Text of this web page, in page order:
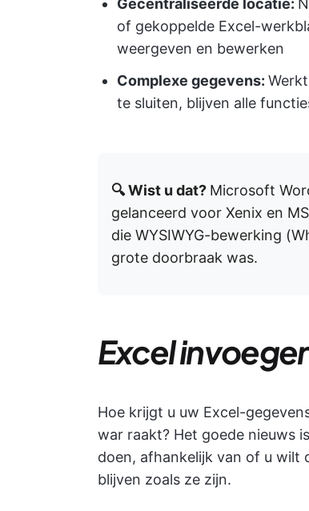
Gecentraliseerde locatie:
of gekoppelde Excel-
weergeven en bewerken
Complexe gegevens:
te sluiten, blijven alle
🔍 Wist u dat? Microsoft
gelanceerd voor Xenix en
die WYSIWYG-bewerking
grote doorbraak was.
Excel
Hoe krijgt u uw Excel-
war raakt? Het goede nieuws
doen, afhankelijk van of u wilt
blijven zoals ze zijn.